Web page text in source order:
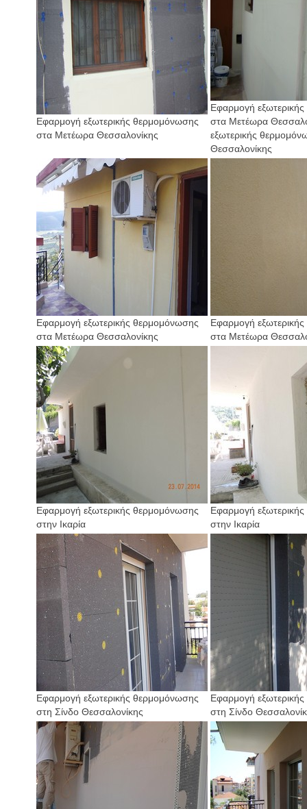
Εφαρμογή εξωτερικής θερμομόνωσης
στα Μετέωρα Θεσσαλονίκης
Εφαρμογή
στα Μετέωρα
εξωτερικής
Θεσσαλονίκης
Εφαρμογή εξωτερικής θερμομόνωσης
στα Μετέωρα Θεσσαλονίκης
Εφαρμογή
στα Μετέωρα
Εφαρμογή εξωτερικής θερμομόνωσης
στην Ικαρία
Εφαρμογή
στην Ικαρία
Εφαρμογή εξωτερικής θερμομόνωσης
στη Σίνδο Θεσσαλονίκης
Εφαρμογή
στη Σίνδο